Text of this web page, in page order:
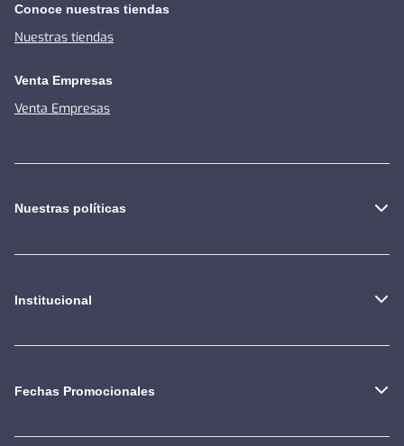
Conoce nuestras tiendas
Nuestras tiendas
Venta Empresas
Venta Empresas
Nuestras políticas
Institucional
Fechas Promocionales